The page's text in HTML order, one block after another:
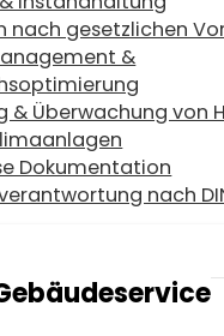
nach gesetzlichen
&
& Überwachung von
Dokumentation
nach